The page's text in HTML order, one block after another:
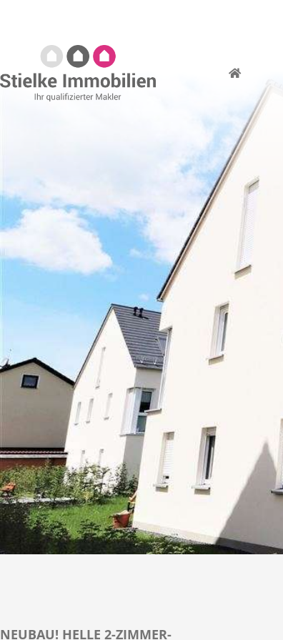
NEUBAU! HELLE 2-ZIMMER-